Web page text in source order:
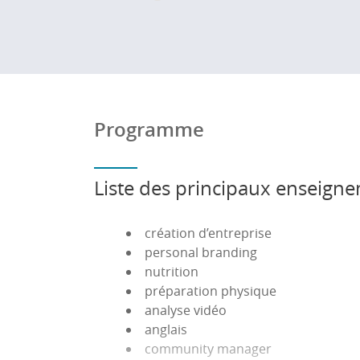
Programme
Liste des principaux
création d’entreprise
personal branding
nutrition
préparation physique
analyse vidéo
anglais
community manager